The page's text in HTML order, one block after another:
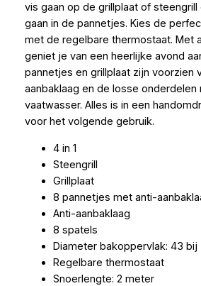
vis gaan op de grillplaat of
gaan in de pannetjes. Kies de
met de regelbare thermostaat. Met
geniet je van een heerlijke avond
pannetjes en grillplaat zijn voorzien
aanbaklaag en de losse onderdelen
vaatwasser. Alles is in een
voor het volgende gebruik.
4 in 1
Steengrill
Grillplaat
8 pannetjes met anti-
Anti-aanbaklaag
8 spatels
Diameter bakoppervlak: 43
Regelbare thermostaat
Snoerlengte: 2 meter